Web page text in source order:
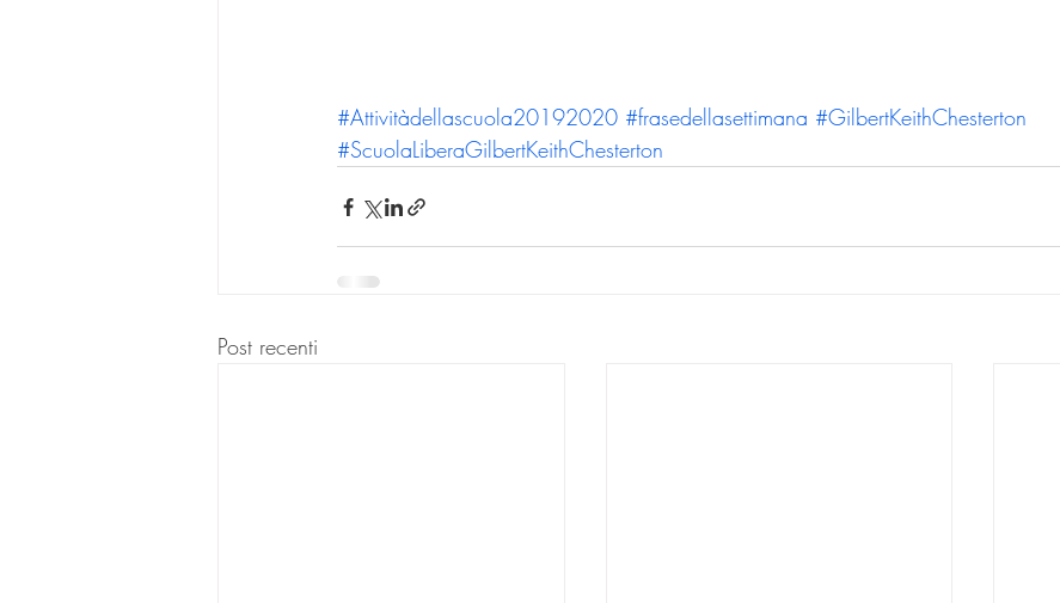
#Attivitàdellascuola20192020 #frasedellasettimana #GilbertKeithChesterton
#ScuolaLiberaGilbertKeithChesterton
Post recenti